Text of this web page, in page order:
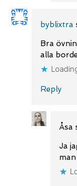
byblixtra
Bra
alla
Reply
Åsa
Ja